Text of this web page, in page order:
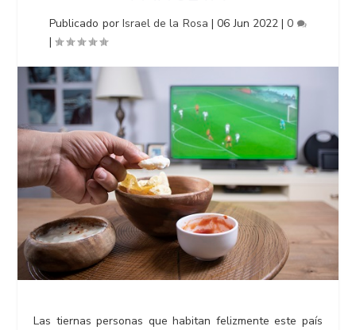
Publicado por Israel de la Rosa |06 Jun 2022|0
|
Las tiernas personas que habitan felizmente este país